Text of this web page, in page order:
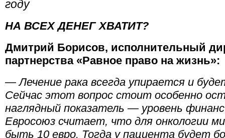
году
НА ВСЕХ ДЕНЕГ ХВАТИТ?
Дмитрий Борисов, исполнительный
партнерства «Равное право на жизнь»:
— Лечение рака всегда упирается и
Сейчас этот вопрос стоит особенно
наглядный показатель — уровень
Евросоюз считает, что для онкологии
быть 10 евро. Тогда у пациента будет